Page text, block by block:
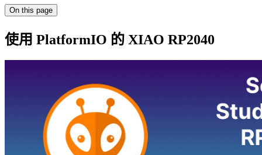
On this page
使用 PlatformIO 的 XIAO RP2040